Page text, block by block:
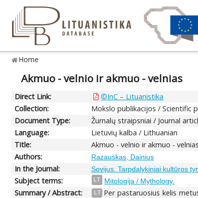
Home
Akmuo - velnio ir akmuo - velnias
Direct Link:
©InC – Lituanistika
Collection:
Mokslo publikacijos / Scientific
Document Type:
Žurnalų straipsniai / Journal
Language:
Lietuvių kalba / Lithuanian
Title:
Akmuo - velnio ir akmuo - velnias
Authors:
Razauskas, Dainius
In the Journal: Sovijus. Tarpdalykiniai kultūros
Subject terms:
LT Mitologija / Mythology.
Summary / Abstract: LT Per pastaruosius kelis